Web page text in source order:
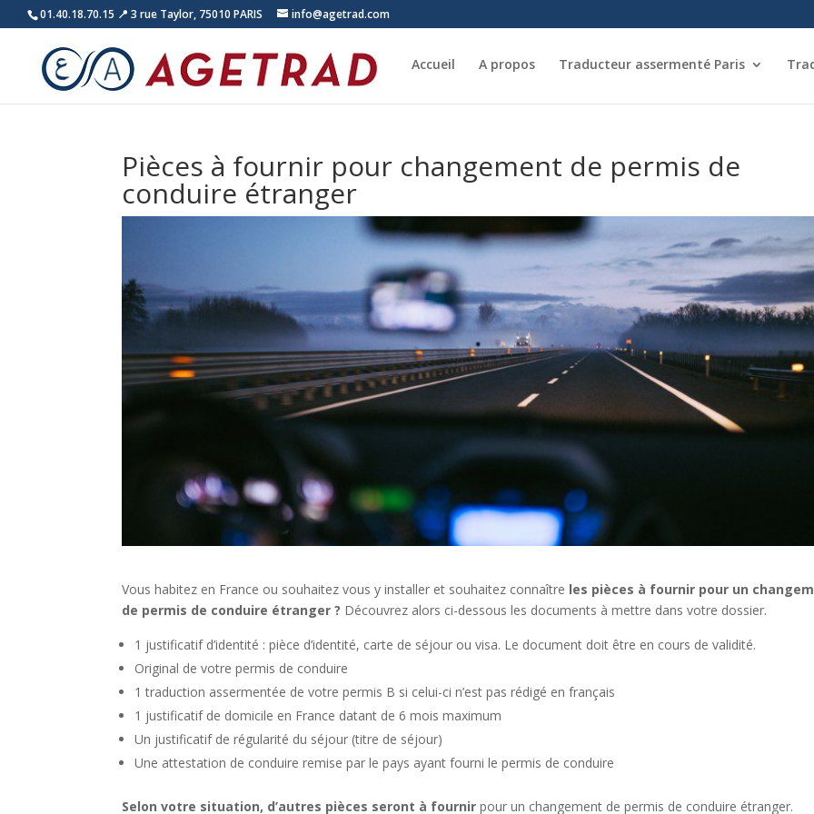
01.40.18.70.15 📍 3 rue Taylor, 75010 PARIS info@agetrad.com
Accueil A propos Traducteur assermenté Paris
Pièces à fournir pour changement de permis de
conduire étranger
Vous habitez en France ou souhaitez vous y installer et souhaitez connaître les pièces à fournir pour un
de permis de conduire étranger ? Découvrez alors ci-dessous les documents à mettre dans votre dossier.
1 justificatif d’identité : pièce d’identité, carte de séjour ou visa. Le document doit être en cours de validité.
Original de votre permis de conduire
1 traduction assermentée de votre permis B si celui-ci n’est pas rédigé en français
1 justificatif de domicile en France datant de 6 mois maximum
Un justificatif de régularité du séjour (titre de séjour)
Une attestation de conduire remise par le pays ayant fourni le permis de conduire
Selon votre situation, d’autres pièces seront à fournir pour un changement de permis de conduire étranger.